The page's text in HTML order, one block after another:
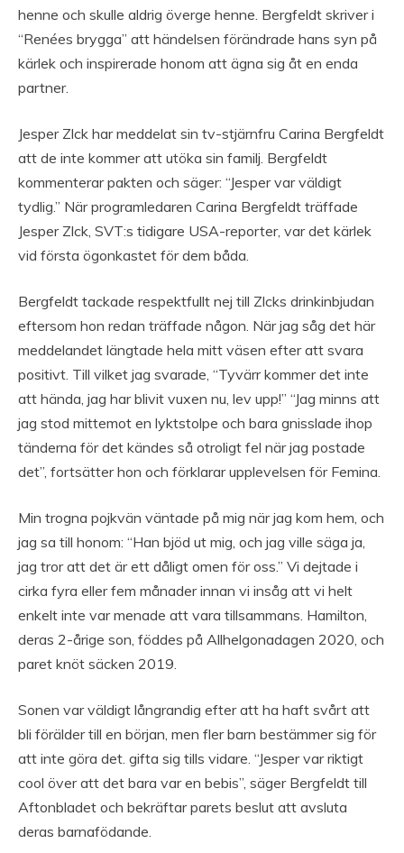
henne och skulle aldrig överge henne. Bergfeldt skriver i
“Renées brygga” att händelsen förändrade hans syn på
kärlek och inspirerade honom att ägna sig åt en enda
partner.
Jesper Zlck har meddelat sin tv-stjärnfru Carina Bergfeldt
att de inte kommer att utöka sin familj. Bergfeldt
kommenterar pakten och säger: “Jesper var väldigt
tydlig.” När programledaren Carina Bergfeldt träffade
Jesper Zlck, SVT:s tidigare USA-reporter, var det kärlek
vid första ögonkastet för dem båda.
Bergfeldt tackade respektfullt nej till Zlcks drinkinbjudan
eftersom hon redan träffade någon. När jag såg det här
meddelandet längtade hela mitt väsen efter att svara
positivt. Till vilket jag svarade, “Tyvärr kommer det inte
att hända, jag har blivit vuxen nu, lev upp!” “Jag minns att
jag stod mittemot en lyktstolpe och bara gnisslade ihop
tänderna för det kändes så otroligt fel när jag postade
det”, fortsätter hon och förklarar upplevelsen för Femina.
Min trogna pojkvän väntade på mig när jag kom hem, och
jag sa till honom: “Han bjöd ut mig, och jag ville säga ja,
jag tror att det är ett dåligt omen för oss.” Vi dejtade i
cirka fyra eller fem månader innan vi insåg att vi helt
enkelt inte var menade att vara tillsammans. Hamilton,
deras 2-årige son, föddes på Allhelgonadagen 2020, och
paret knöt säcken 2019.
Sonen var väldigt långrandig efter att ha haft svårt att
bli förälder till en början, men fler barn bestämmer sig för
att inte göra det. gifta sig tills vidare. “Jesper var riktigt
cool över att det bara var en bebis”, säger Bergfeldt till
Aftonbladet och bekräftar parets beslut att avsluta
deras barnafödande.